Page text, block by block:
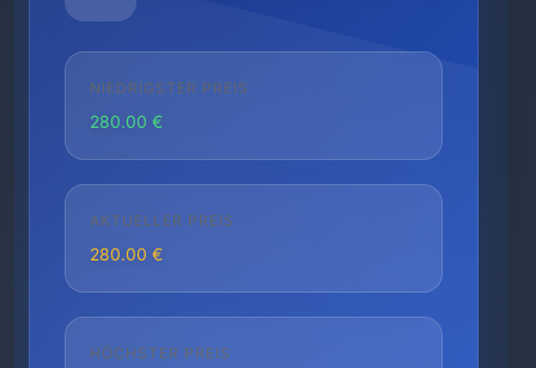
NIEDRIGSTER PREIS
280.00 €
AKTUELLER PREIS
280.00 €
HÖCHSTER PREIS